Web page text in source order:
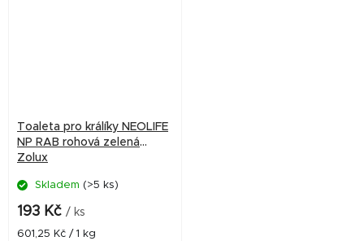
Toaleta pro králíky NEOLIFE
NP RAB rohová zelená
Zolux
Skladem (>5 ks)
193 Kč / ks
Měrná
601,25 Kč / 1 kg